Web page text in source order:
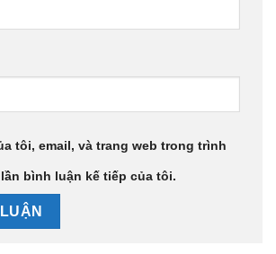
tôi, email, và trang web trong trình
bình luận kế tiếp của tôi.